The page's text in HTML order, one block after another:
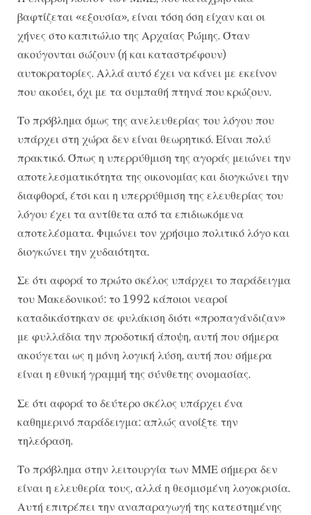
βαφτίζεται «εξουσία», είναι τόση όση είχαν και οι
χήνες στο καπιτώλιο της Αρχαίας Ρώμης. Όταν
ακούγονται σώζουν (ή και καταστρέφουν)
αυτοκρατορίες. Αλλά αυτό έχει να κάνει με εκείνον
που ακούει, όχι με τα συμπαθή πτηνά που κρώζουν.
Το πρόβλημα όμως της ανελευθερίας του λόγου που
υπάρχει στη χώρα δεν είναι θεωρητικό. Είναι πολύ
πρακτικό. Όπως η υπερρύθμιση της αγοράς μειώνει την
αποτελεσματικότητα της οικονομίας και διογκώνει την
διαφθορά, έτσι και η υπερρύθμιση της ελευθερίας του
λόγου έχει τα αντίθετα από τα επιδιωκόμενα
αποτελέσματα. Φιμώνει τον χρήσιμο πολιτικό λόγο και
διογκώνει την χυδαιότητα.
Σε ότι αφορά το πρώτο σκέλος υπάρχει το παράδειγμα
του Μακεδονικού: το 1992 κάποιοι νεαροί
καταδικάστηκαν σε φυλάκιση διότι «προπαγάνδιζαν»
με φυλλάδια την προδοτική άποψη, αυτή που σήμερα
ακούγεται ως η μόνη λογική λύση, αυτή που σήμερα
είναι η εθνική γραμμή της σύνθετης ονομασίας.
Σε ότι αφορά το δεύτερο σκέλος υπάρχει ένα
καθημερινό παράδειγμα: απλώς ανοίξτε την
τηλεόραση.
Το πρόβλημα στην λειτουργία των ΜΜΕ σήμερα δεν
είναι η ελευθερία τους, αλλά η θεσμισμένη λογοκρισία.
Αυτή επιτρέπει την αναπαραγωγή της κατεστημένης